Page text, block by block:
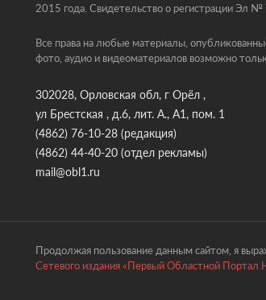
2015 года. Свидетельство о регистрации Эл
Все права на любые материалы,
фото, аудио и видеоматериалов возможно
302028, Орловская обл, г Орёл ,
ул Брестская , д.6, лит. А., А1, пом. 1
(4862) 76-10-28 (редакция)
(4862) 44-40-20 (отдел рекламы)
mail@obl1.ru
Продолжая пользование данным сайтом, я
Сетевого издания «Первый Областной Портал